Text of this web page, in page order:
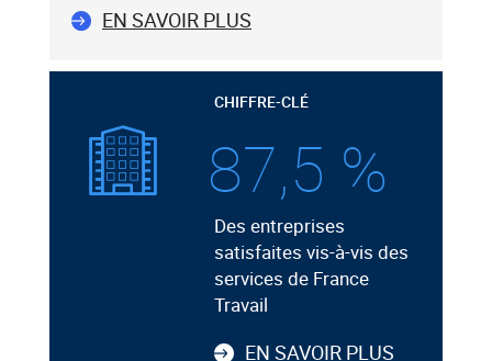
EN SAVOIR PLUS
CHIFFRE-CLÉ
87,5 %
Des entreprises
satisfaites vis-à-vis des
services de France
Travail
EN SAVOIR PLUS